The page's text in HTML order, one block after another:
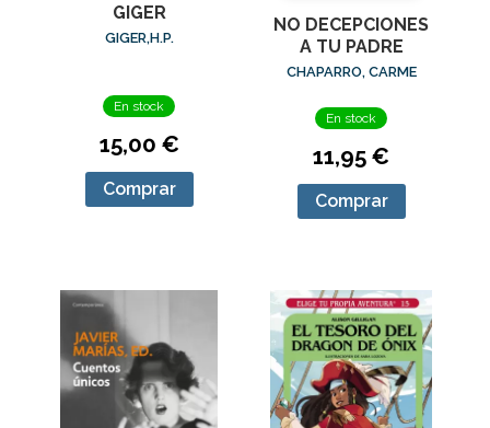
GIGER
GIGER,H.P.
En stock
15,00 €
Comprar
NO DECEPCIONES
A TU PADRE
CHAPARRO, CARME
En stock
11,95 €
Comprar